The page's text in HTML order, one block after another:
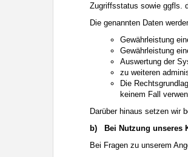
Zugriffsstatus sowie ggfls.
Die genannten Daten
Gewährleistung
Gewährleistung
Auswertung der
zu weiteren
Die
keinem Fall
Darüber hinaus setzen wir
b)
Bei Nutzung unseres
Bei Fragen zu unserem